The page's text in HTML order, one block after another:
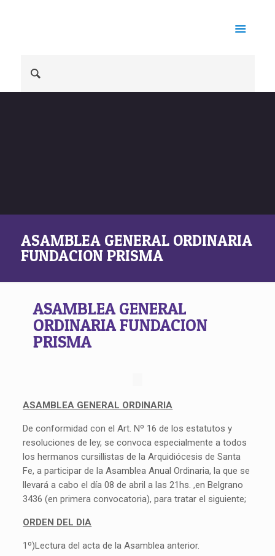
ASAMBLEA GENERAL ORDINARIA
FUNDACION PRISMA
ASAMBLEA GENERAL
ORDINARIA FUNDACION
PRISMA
ASAMBLEA GENERAL ORDINARIA
De conformidad con el Art. Nº 16 de los estatutos y
resoluciones de ley, se convoca especialmente a todos
los hermanos cursillistas de la Arquidiócesis de Santa
Fe, a participar de la Asamblea Anual Ordinaria, la que se
llevará a cabo el día 08 de abril a las 21hs. ,en Belgrano
3436 (en primera convocatoria), para tratar el siguiente;
ORDEN DEL DIA
1º)Lectura del acta de la Asamblea anterior.